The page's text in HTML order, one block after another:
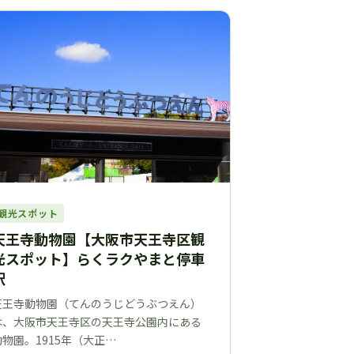
光スポット
王寺動物園【大阪市天王寺区観
スポット】らくラクやまと停車
寺動物園（てんのうじどうぶつえん）
大阪市天王寺区の天王寺公園内にある
物園。1915年（大正…